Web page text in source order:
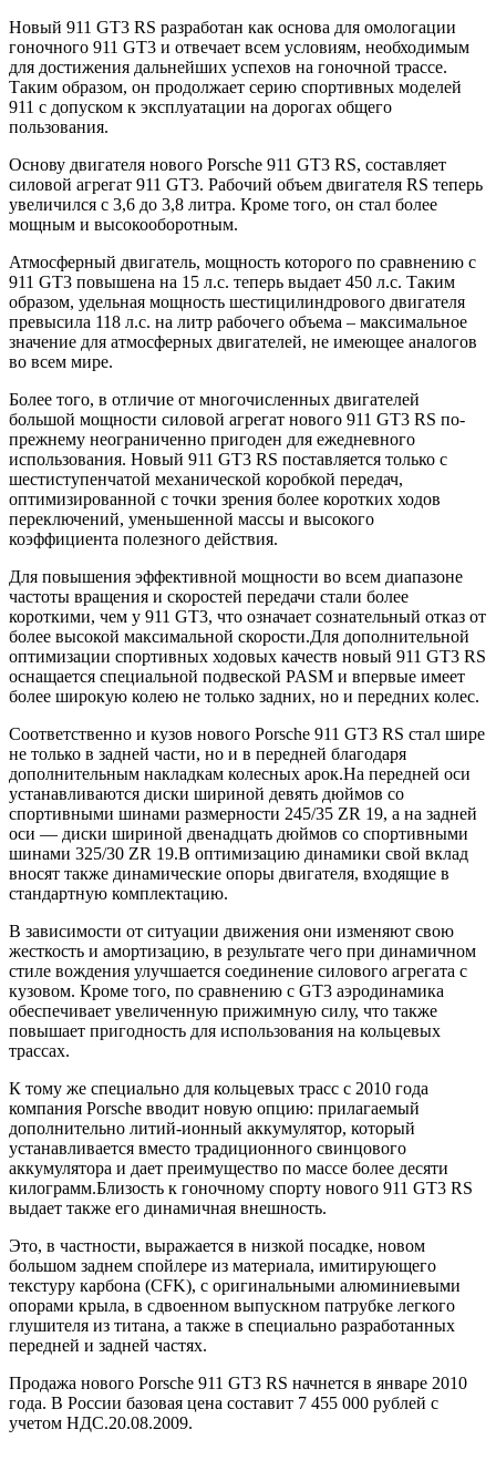
Новый 911 GT3 RS разработан как основа для омологации
гоночного 911 GT3 и отвечает всем условиям, необходимым
для достижения дальнейших успехов на гоночной трассе.
Таким образом, он продолжает серию спортивных моделей
911 с допуском к эксплуатации на дорогах общего
пользования.
Основу двигателя нового Porsche 911 GT3 RS, составляет
силовой агрегат 911 GT3. Рабочий объем двигателя RS теперь
увеличился с 3,6 до 3,8 литра. Кроме того, он стал более
мощным и высокооборотным.
Атмосферный двигатель, мощность которого по сравнению с
911 GT3 повышена на 15 л.с. теперь выдает 450 л.с. Таким
образом, удельная мощность шестицилиндрового двигателя
превысила 118 л.с. на литр рабочего объема – максимальное
значение для атмосферных двигателей, не имеющее аналогов
во всем мире.
Более того, в отличие от многочисленных двигателей
большой мощности силовой агрегат нового 911 GT3 RS по-
прежнему неограниченно пригоден для ежедневного
использования. Новый 911 GT3 RS поставляется только с
шестиступенчатой механической коробкой передач,
оптимизированной с точки зрения более коротких ходов
переключений, уменьшенной массы и высокого
коэффициента полезного действия.
Для повышения эффективной мощности во всем диапазоне
частоты вращения и скоростей передачи стали более
короткими, чем у 911 GT3, что означает сознательный отказ от
более высокой максимальной скорости.Для дополнительной
оптимизации спортивных ходовых качеств новый 911 GT3 RS
оснащается специальной подвеской PASM и впервые имеет
более широкую колею не только задних, но и передних колес.
Соответственно и кузов нового Porsche 911 GT3 RS стал шире
не только в задней части, но и в передней благодаря
дополнительным накладкам колесных арок.На передней оси
устанавливаются диски шириной девять дюймов со
спортивными шинами размерности 245/35 ZR 19, а на задней
оси — диски шириной двенадцать дюймов со спортивными
шинами 325/30 ZR 19.В оптимизацию динамики свой вклад
вносят также динамические опоры двигателя, входящие в
стандартную комплектацию.
В зависимости от ситуации движения они изменяют свою
жесткость и амортизацию, в результате чего при динамичном
стиле вождения улучшается соединение силового агрегата с
кузовом. Кроме того, по сравнению с GT3 аэродинамика
обеспечивает увеличенную прижимную силу, что также
повышает пригодность для использования на кольцевых
трассах.
К тому же специально для кольцевых трасс с 2010 года
компания Porsche вводит новую опцию: прилагаемый
дополнительно литий-ионный аккумулятор, который
устанавливается вместо традиционного свинцового
аккумулятора и дает преимущество по массе более десяти
килограмм.Близость к гоночному спорту нового 911 GT3 RS
выдает также его динамичная внешность.
Это, в частности, выражается в низкой посадке, новом
большом заднем спойлере из материала, имитирующего
текстуру карбона (CFK), с оригинальными алюминиевыми
опорами крыла, в сдвоенном выпускном патрубке легкого
глушителя из титана, а также в специально разработанных
передней и задней частях.
Продажа нового Porsche 911 GT3 RS начнется в январе 2010
года. В России базовая цена составит 7 455 000 рублей с
учетом НДС.20.08.2009.